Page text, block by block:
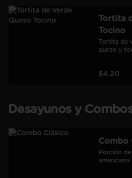
Tortita
Tocino
Tortita de
queso y
$4.20
Desayunos y
Combo
Porción
americano